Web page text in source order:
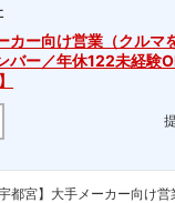
カー向け営業（クルマ
バー／年休122未経験
宇都宮】大手メーカー向け